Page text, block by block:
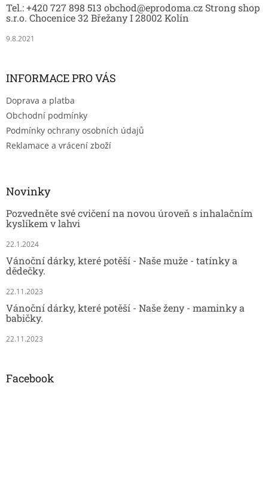
Tel.: +420 727 898 513 obchod@eprodoma.cz Strong shop
s.r.o. Chocenice 32 Břežany I 28002 Kolín
9.8.2021
INFORMACE PRO VÁS
Doprava a platba
Obchodní podmínky
Podmínky ochrany osobních údajů
Reklamace a vrácení zboží
Novinky
Pozvedněte své cvičení na novou úroveň s inhalačním
kyslíkem v lahvi
22.1.2024
Vánoční dárky, které potěší - Naše muže - tatínky a
dědečky.
22.11.2023
Vánoční dárky, které potěší - Naše ženy - maminky a
babičky.
22.11.2023
Facebook